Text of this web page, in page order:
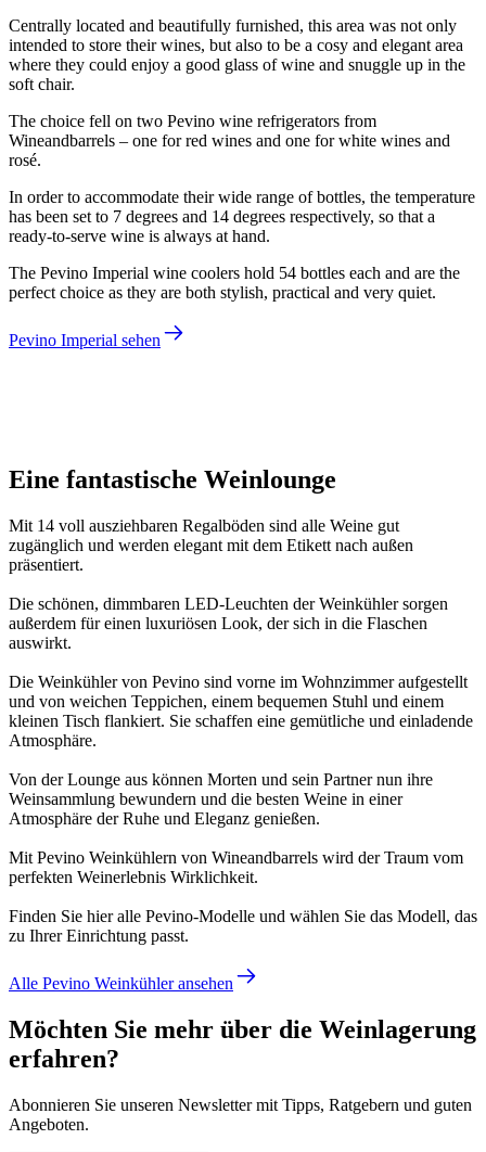
Centrally located and beautifully furnished, this area was not only
intended to store their wines, but also to be a cosy and elegant area
where they could enjoy a good glass of wine and snuggle up in the
soft chair.
The choice fell on two Pevino wine refrigerators from
Wineandbarrels – one for red wines and one for white wines and
rosé.
In order to accommodate their wide range of bottles, the temperature
has been set to 7 degrees and 14 degrees respectively, so that a
ready-to-serve wine is always at hand.
The Pevino Imperial wine coolers hold 54 bottles each and are the
perfect choice as they are both stylish, practical and very quiet.
Pevino Imperial sehen
Eine fantastische Weinlounge
Mit 14 voll ausziehbaren Regalböden sind alle Weine gut
zugänglich und werden elegant mit dem Etikett nach außen
präsentiert.
Die schönen, dimmbaren LED-Leuchten der Weinkühler sorgen
außerdem für einen luxuriösen Look, der sich in die Flaschen
auswirkt.
Die Weinkühler von Pevino sind vorne im Wohnzimmer aufgestellt
und von weichen Teppichen, einem bequemen Stuhl und einem
kleinen Tisch flankiert. Sie schaffen eine gemütliche und einladende
Atmosphäre.
Von der Lounge aus können Morten und sein Partner nun ihre
Weinsammlung bewundern und die besten Weine in einer
Atmosphäre der Ruhe und Eleganz genießen.
Mit Pevino Weinkühlern von Wineandbarrels wird der Traum vom
perfekten Weinerlebnis Wirklichkeit.
Finden Sie hier alle Pevino-Modelle und wählen Sie das Modell, das
zu Ihrer Einrichtung passt.
Alle Pevino Weinkühler ansehen
Möchten Sie mehr über die Weinlagerung
erfahren?
Abonnieren Sie unseren Newsletter mit Tipps, Ratgebern und guten
Angeboten.